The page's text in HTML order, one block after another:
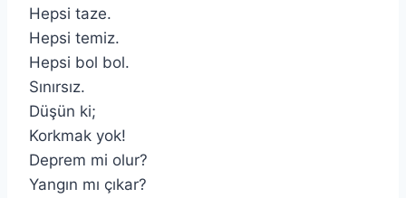
Hepsi taze.
Hepsi temiz.
Hepsi bol bol.
Sınırsız.
Düşün ki;
Korkmak yok!
Deprem mi olur?
Yangın mı çıkar?